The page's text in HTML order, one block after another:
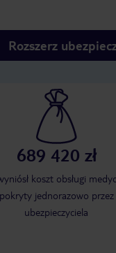
Rozszerz
689 420 zł
koszt obsługi
pokryty jednorazowo przez
ubezpieczyciela